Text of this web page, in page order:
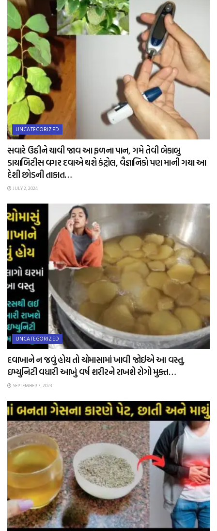
UNCATEGORIZED
સવારે ઉઠીને ચાવી જાવ આ ફળના પાન, ગમે તેવી બેકાબુ
ડાયાબિટીસ વગર દવાએ થશે કંટ્રોલ, વૈજ્ઞાનિકો પણ માની ગયા આ
દેશી છોડની તાકાત…
JULY 2, 2024
UNCATEGORIZED
દવાખાને ન જવું હોય તો ચોમાસામાં ખાવી જોઈએ આ વસ્તુ,
ઇમ્યુનિટી વધારી આખું વર્ષ શરીરને રાખશે રોગો મુક્ત…
SEPTEMBER 7, 2023